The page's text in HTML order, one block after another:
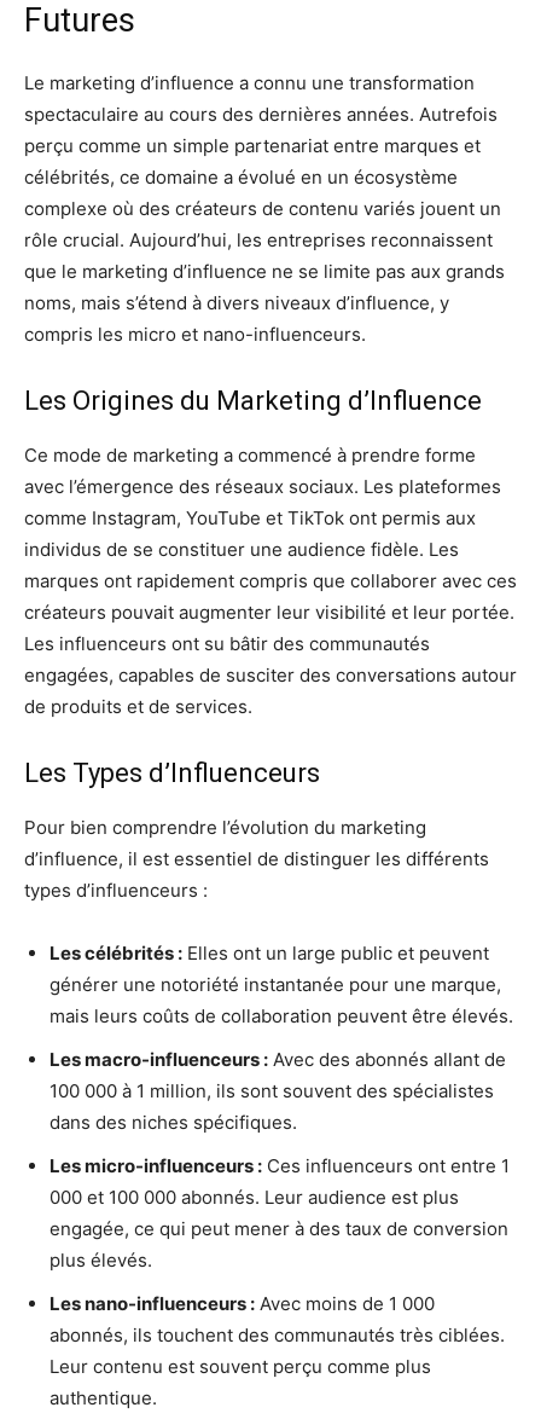
Futures
Le marketing d’influence a connu une transformation
spectaculaire au cours des dernières années. Autrefois
perçu comme un simple partenariat entre marques et
célébrités, ce domaine a évolué en un écosystème
complexe où des créateurs de contenu variés jouent un
rôle crucial. Aujourd’hui, les entreprises reconnaissent
que le marketing d’influence ne se limite pas aux grands
noms, mais s’étend à divers niveaux d’influence, y
compris les micro et nano-influenceurs.
Les Origines du Marketing d’Influence
Ce mode de marketing a commencé à prendre forme
avec l’émergence des réseaux sociaux. Les plateformes
comme Instagram, YouTube et TikTok ont permis aux
individus de se constituer une audience fidèle. Les
marques ont rapidement compris que collaborer avec ces
créateurs pouvait augmenter leur visibilité et leur portée.
Les influenceurs ont su bâtir des communautés
engagées, capables de susciter des conversations autour
de produits et de services.
Les Types d’Influenceurs
Pour bien comprendre l’évolution du marketing
d’influence, il est essentiel de distinguer les différents
types d’influenceurs :
Les célébrités : Elles ont un large public et peuvent
générer une notoriété instantanée pour une marque,
mais leurs coûts de collaboration peuvent être élevés.
Les macro-influenceurs : Avec des abonnés allant de
100 000 à 1 million, ils sont souvent des spécialistes
dans des niches spécifiques.
Les micro-influenceurs : Ces influenceurs ont entre 1
000 et 100 000 abonnés. Leur audience est plus
engagée, ce qui peut mener à des taux de conversion
plus élevés.
Les nano-influenceurs : Avec moins de 1 000
abonnés, ils touchent des communautés très ciblées.
Leur contenu est souvent perçu comme plus
authentique.